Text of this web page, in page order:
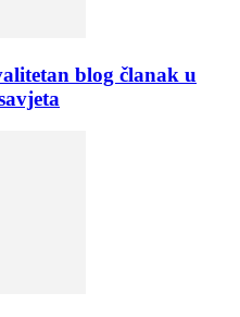
blog članak u